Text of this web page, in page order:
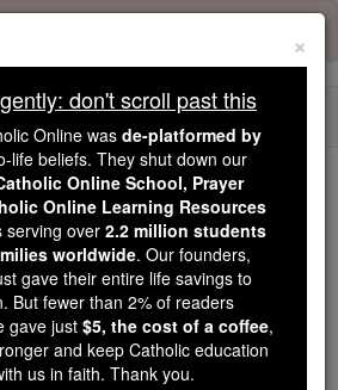
don't scroll past this
Dear readers, Catholic Online
wasde-platformed by Shopify
for our pro-life beliefs. They
shut down ourCatholic
School, Prayer Candles, and
×
don't scroll past this
Online was de-platformed by
life beliefs. They shut down our
Online School, Prayer
Online Learning Resources
serving over 2.2 million students
worldwide. Our founders,
gave their entire life savings to
But fewer than 2% of readers
gave just $5, the cost of a coffee,
and keep Catholic education
us in faith. Thank you.